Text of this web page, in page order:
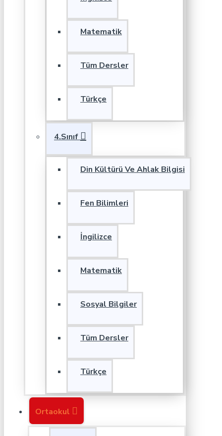
Matematik
Tüm Dersler
Türkçe
4.Sınıf
Din Kültürü Ve Ahlak Bilgisi
Fen Bilimleri
İngilizce
Matematik
Sosyal Bilgiler
Tüm Dersler
Türkçe
Ortaokul